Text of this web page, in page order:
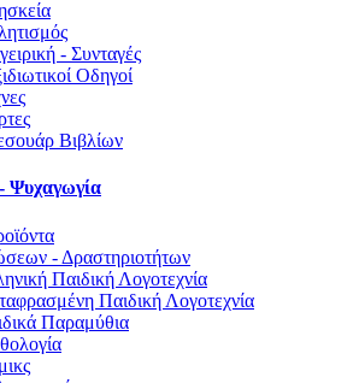
- Συνταγές
Οδηγοί
Βιβλίων
Ψυχαγωγία
- Δραστηριοτήτων
Παιδική Λογοτεχνία
Παιδική Λογοτεχνία
Παραμύθια